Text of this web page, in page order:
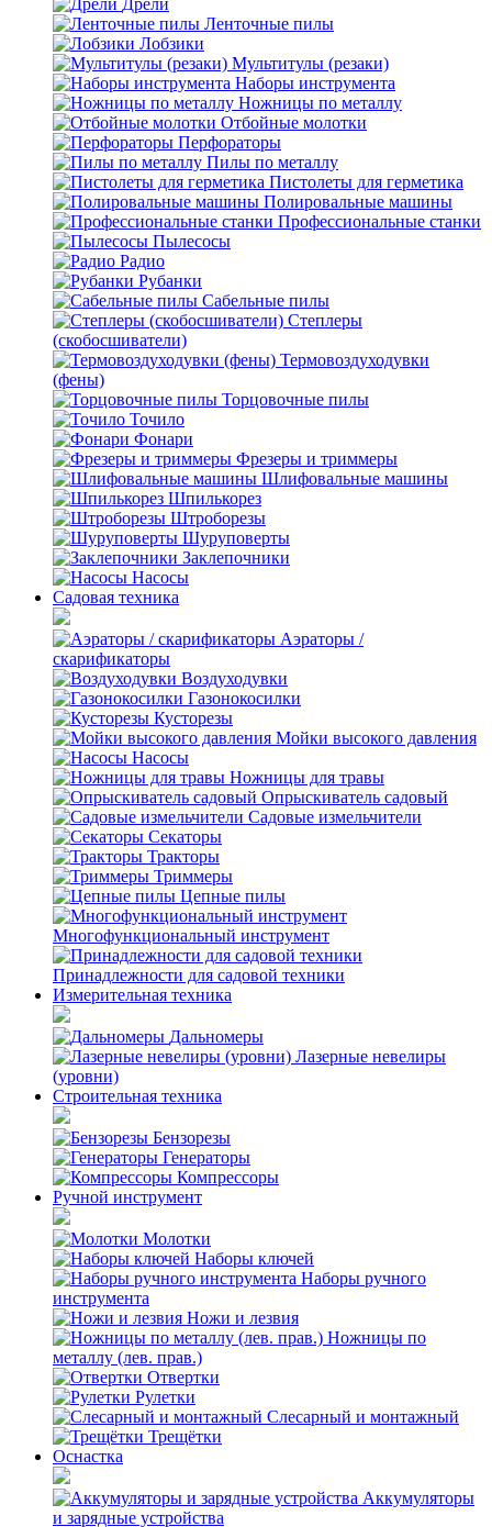
Дрели
Ленточные пилы
Лобзики
Мультитулы (резаки)
Наборы инструмента
Ножницы по металлу
Отбойные молотки
Перфораторы
Пилы по металлу
Пистолеты для герметика
Полировальные машины
Профессиональные станки
Пылесосы
Радио
Рубанки
Сабельные пилы
Степлеры
(скобосшиватели)
Термовоздуходувки
(фены)
Торцовочные пилы
Точило
Фонари
Фрезеры и триммеры
Шлифовальные машины
Шпилькорез
Штроборезы
Шуруповерты
Заклепочники
Насосы
Садовая техника
Аэраторы /
скарификаторы
Воздуходувки
Газонокосилки
Кусторезы
Мойки высокого давления
Насосы
Ножницы для травы
Опрыскиватель садовый
Садовые измельчители
Секаторы
Тракторы
Триммеры
Цепные пилы
Многофункциональный инструмент
Принадлежности для садовой техники
Измерительная техника
Дальномеры
Лазерные невелиры
(уровни)
Строительная техника
Бензорезы
Генераторы
Компрессоры
Ручной инструмент
Молотки
Наборы ключей
Наборы ручного
инструмента
Ножи и лезвия
Ножницы по
металлу (лев. прав.)
Отвертки
Рулетки
Слесарный и монтажный
Трещётки
Оснастка
Аккумуляторы
и зарядные устройства